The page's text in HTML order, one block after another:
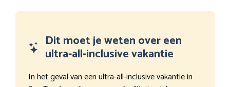
Dit moet je weten over een
ultra-all-inclusive vakantie
In het geval van een ultra-all-inclusive vakantie in